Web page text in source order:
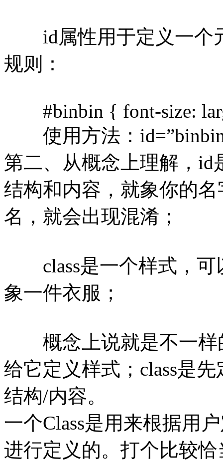
id属性用于定义一个
规则：
#binbin { font-size:
使用方法：
第二、从概念上理解，id
结构和内容，就象你的
名，就会出现混淆；
class是一个样式，可
象一件衣服；
概念上说就是不一样
给它定义样式；class是
结构/内容。
一个Class是用来根据用
进行定义的。打个比较